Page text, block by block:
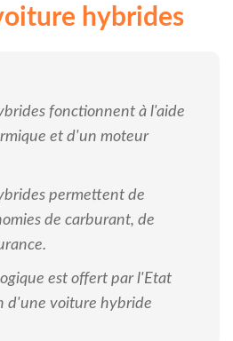
hybrides
fonctionnent à l'aide
et d'un moteur
permettent de
de carburant, de
est offert par l'Etat
d'une voiture hybride